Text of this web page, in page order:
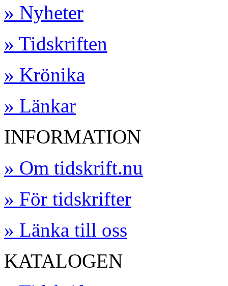
» Nyheter
» Tidskriften
» Krönika
» Länkar
INFORMATION
» Om tidskrift.nu
» För tidskrifter
» Länka till oss
KATALOGEN